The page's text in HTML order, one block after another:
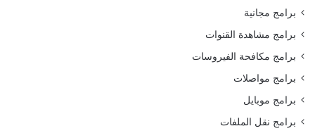
برامج مجانية
برامج مشاهدة القنوات
برامج مكافحة الفيروسات
برامج مواصلات
برامج موبايل
برامج نقل الملفات